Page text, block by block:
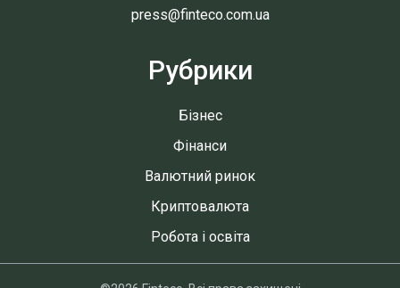
press@finteco.com.ua
Рубрики
Бізнес
Фінанси
Валютний ринок
Криптовалюта
Робота і освіта